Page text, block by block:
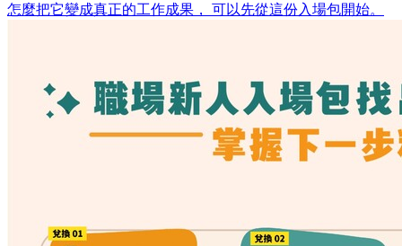
怎麼把它變成真正的工作成果， 可以先從這份入場包開始。 ​